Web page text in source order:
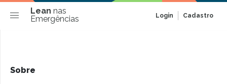
Lean nas
Emergências
Login Cadastro
Sobre